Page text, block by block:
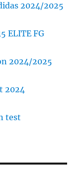
2024/2025
ELITE FG
2024/2025
2024
test